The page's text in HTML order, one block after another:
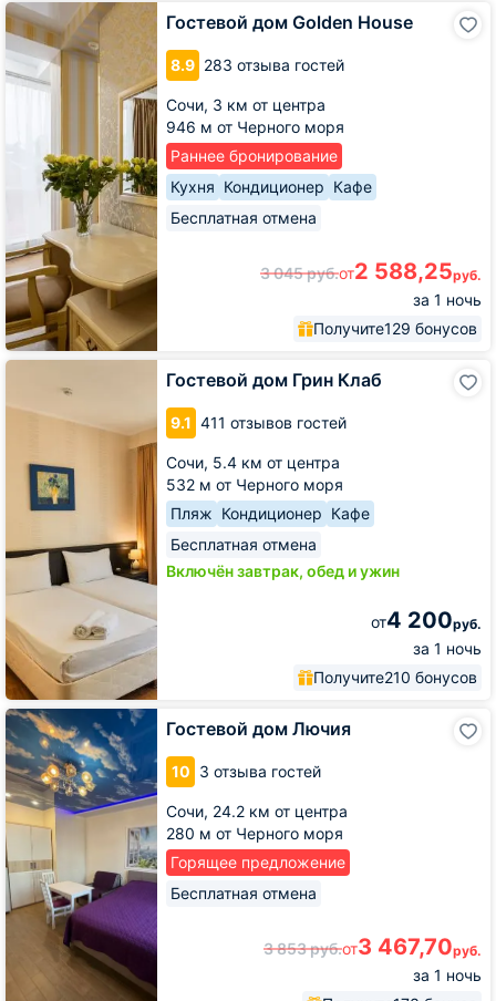
Гостевой дом Golden House
8.9 283 отзыва гостей
Сочи, 3 км от центра
946 м от Черного моря
Раннее бронирование
Кухня Кондиционер Кафе
Бесплатная отмена
3 045руб.от2 588,25руб.
за 1 ночь
Получите129 бонусов
Гостевой
дом
Golden
House
Гостевой дом Грин Клаб
9.1 411 отзывов гостей
Сочи, 5.4 км от центра
532 м от Черного моря
Пляж Кондиционер Кафе
Бесплатная отмена
Включён завтрак, обед и ужин
от4 200руб.
за 1 ночь
Получите210 бонусов
Гостевой
Грин
Гостевой дом Лючия
10 3 отзыва гостей
Сочи, 24.2 км от центра
280 м от Черного моря
Горящее предложение
Бесплатная отмена
3 853руб.от3 467,70руб.
за 1 ночь
Гостевой
дом
Лючия